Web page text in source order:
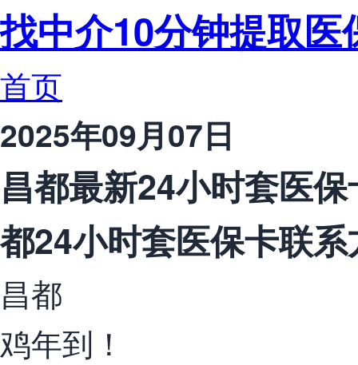
找中介10分钟提取医
首页
2025年09月07日
昌都最新24小时套医
都24小时套医保卡联
昌都
鸡年到！